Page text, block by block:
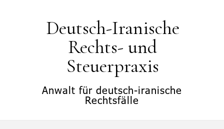
Deutsch-Iranische
Rechts- und
Steuerpraxis
Anwalt für deutsch-iranische
Rechtsfälle